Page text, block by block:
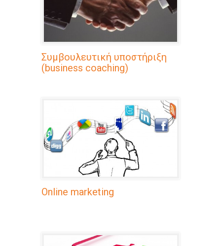
Συμβουλευτική υποστήριξη
(business coaching)
Online marketing